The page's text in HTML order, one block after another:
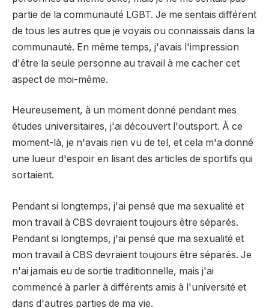
partie de la communauté LGBT. Je me sentais différent
de tous les autres que je voyais ou connaissais dans la
communauté. En même temps, j'avais l'impression
d'être la seule personne au travail à me cacher cet
aspect de moi-même.
Heureusement, à un moment donné pendant mes
études universitaires, j'ai découvert l'outsport. À ce
moment-là, je n'avais rien vu de tel, et cela m'a donné
une lueur d'espoir en lisant des articles de sportifs qui
sortaient.
Pendant si longtemps, j'ai pensé que ma sexualité et
mon travail à CBS devraient toujours être séparés.
Pendant si longtemps, j'ai pensé que ma sexualité et
mon travail à CBS devraient toujours être séparés. Je
n'ai jamais eu de sortie traditionnelle, mais j'ai
commencé à parler à différents amis à l'université et
dans d'autres parties de ma vie.